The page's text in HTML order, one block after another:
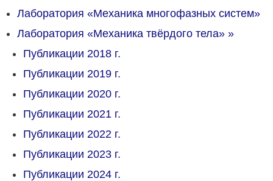
Лаборатория «Механика многофазных систем»
Лаборатория «Механика твёрдого тела» »
Публикации 2018 г.
Публикации 2019 г.
Публикации 2020 г.
Публикации 2021 г.
Публикации 2022 г.
Публикации 2023 г.
Публикации 2024 г.